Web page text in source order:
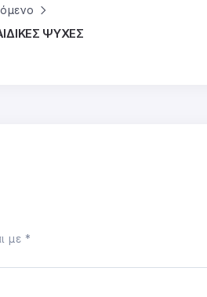
ΨΥΧΕΣ
με *